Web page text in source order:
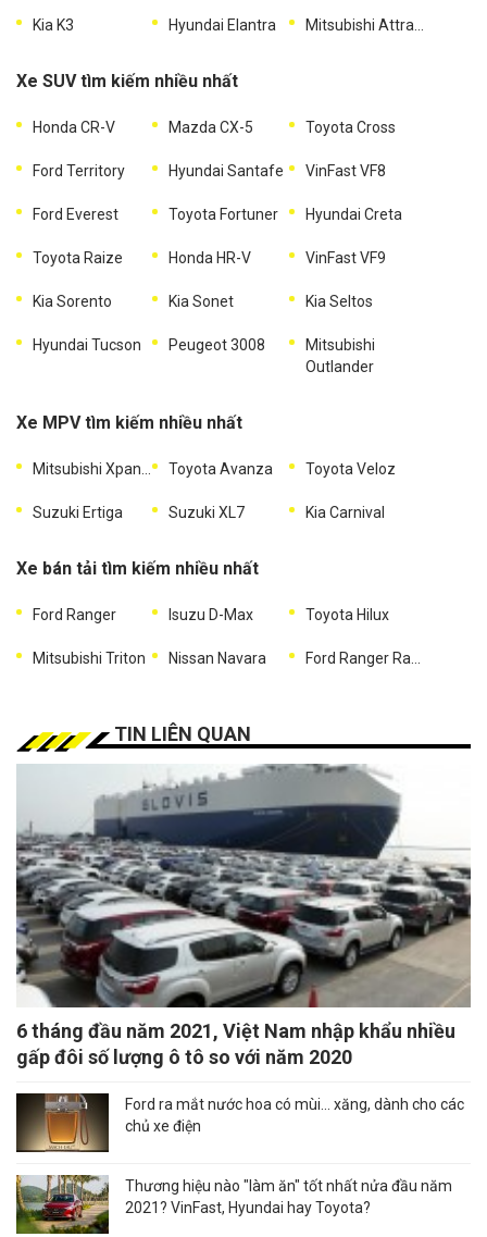
Kia K3 Hyundai Elantra
Xe SUV tìm kiếm nhiều nhất
Honda CR-V Mazda CX-5 Toyota Cross
Ford Territory Hyundai Santafe VinFast VF8
Ford Everest Toyota Fortuner Hyundai Creta
Toyota Raize Honda HR-V VinFast VF9
Kia Sorento Kia Sonet Kia Seltos
Hyundai Tucson Peugeot 3008
Mitsubishi
Outlander
Xe MPV tìm kiếm nhiều nhất
Toyota Avanza Toyota Veloz
Suzuki Ertiga Suzuki XL7 Kia Carnival
Xe bán tải tìm kiếm nhiều nhất
Ford Ranger Isuzu D-Max Toyota Hilux
Mitsubishi Triton Nissan Navara
TIN LIÊN QUAN
6 tháng đầu năm 2021, Việt Nam nhập khẩu nhiều
gấp đôi số lượng ô tô so với năm 2020
Ford ra mắt nước hoa có mùi... xăng, dành cho các
chủ xe điện
Thương hiệu nào "làm ăn" tốt nhất nửa đầu năm
2021? VinFast, Hyundai hay Toyota?